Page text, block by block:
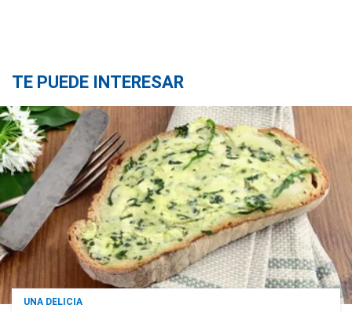
TE PUEDE INTERESAR
UNA DELICIA